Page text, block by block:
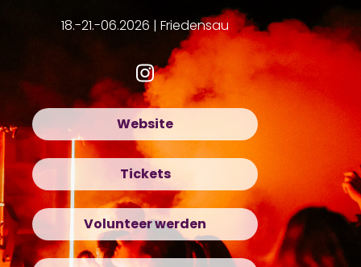
18.-21.-06.2026 | Friedensau
Website
Tickets
Volunteer werden